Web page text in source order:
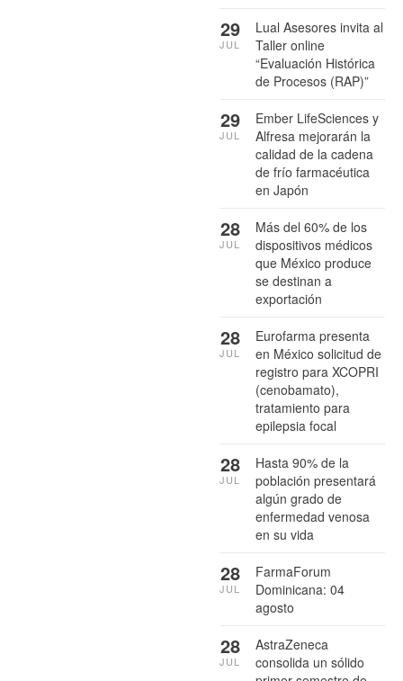
Lual Asesores invita al
Taller online
“Evaluación Histórica
de Procesos (RAP)”
29
JUL
Ember LifeSciences y
Alfresa mejorarán la
calidad de la cadena
de frío farmacéutica
en Japón
29
JUL
Más del 60% de los
dispositivos médicos
que México produce
se destinan a
exportación
28
JUL
Eurofarma presenta
en México solicitud de
registro para XCOPRI
(cenobamato),
tratamiento para
epilepsia focal
28
JUL
Hasta 90% de la
población presentará
algún grado de
enfermedad venosa
en su vida
28
JUL
FarmaForum
Dominicana: 04
agosto
28
JUL
AstraZeneca
consolida un sólido
28
JUL